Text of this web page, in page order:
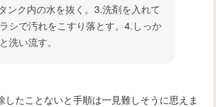
ンク内の水を抜く。3.洗剤を入れて
シで汚れをこすり落とす。4.しっか
洗い流す。
したことないと手順は一見難しそうに思えま